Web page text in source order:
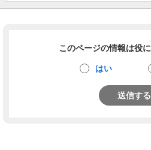
このページの情報は役
はい
送信する